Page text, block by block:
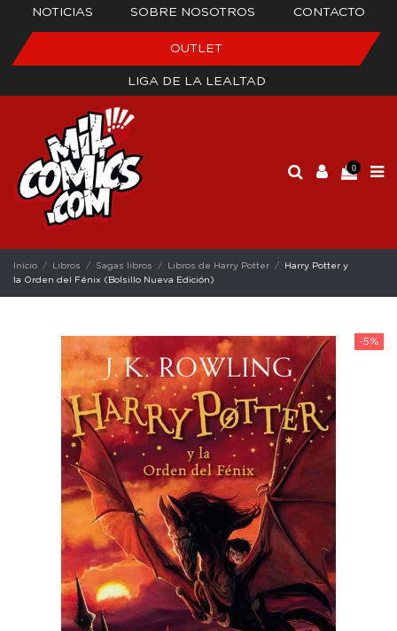
NOTICIAS SOBRE NOSOTROS CONTACTO
OUTLET
LIGA DE LA LEALTAD
0
Inicio Libros Sagas libros Libros de Harry Potter
Harry Potter y
la Orden del Fénix (Bolsillo Nueva Edición)
-5%